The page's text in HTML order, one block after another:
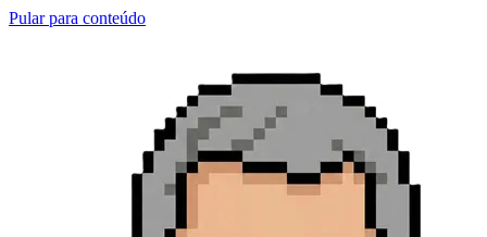
Pular para conteúdo